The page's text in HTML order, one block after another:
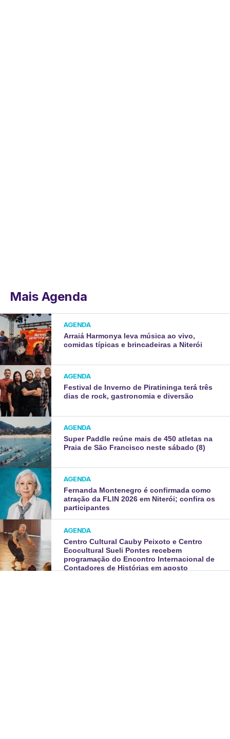
Mais Agenda
AGENDA
Arraiá Harmonya leva música ao vivo,
comidas típicas e brincadeiras a Niterói
AGENDA
Festival de Inverno de Piratininga terá três
dias de rock, gastronomia e diversão
AGENDA
Super Paddle reúne mais de 450 atletas na
Praia de São Francisco neste sábado (8)
AGENDA
Fernanda Montenegro é confirmada como
atração da FLIN 2026 em Niterói; confira os
participantes
AGENDA
Centro Cultural Cauby Peixoto e Centro
Ecocultural Sueli Pontes recebem
programação do Encontro Internacional de
Contadores de Histórias em agosto